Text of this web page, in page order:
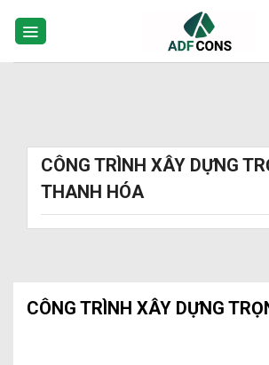
CÔNG TRÌNH XÂY DỰNG
THANH HÓA
CÔNG TRÌNH XÂY DỰNG